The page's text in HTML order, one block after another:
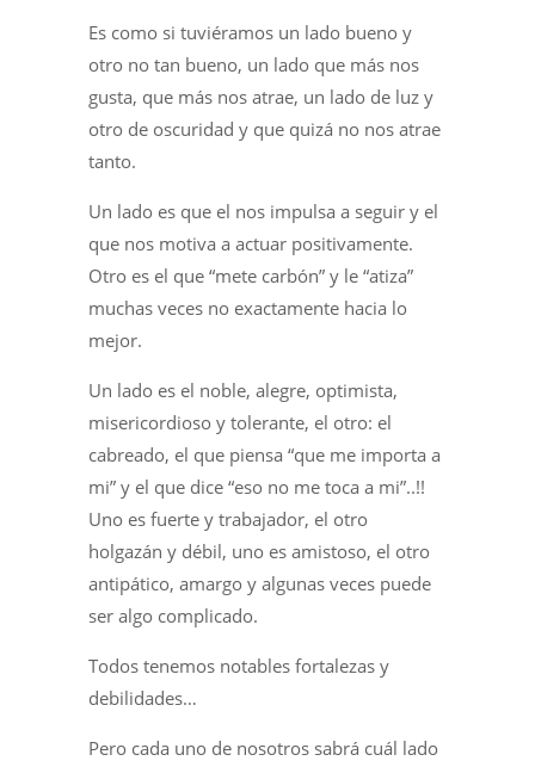
Es como si tuviéramos un lado bueno y
otro no tan bueno, un lado que más nos
gusta, que más nos atrae, un lado de luz y
otro de oscuridad y que quizá no nos atrae
tanto.
Un lado es que el nos impulsa a seguir y el
que nos motiva a actuar positivamente.
Otro es el que “mete carbón” y le “atiza”
muchas veces no exactamente hacia lo
mejor.
Un lado es el noble, alegre, optimista,
misericordioso y tolerante, el otro: el
cabreado, el que piensa “que me importa a
mi” y el que dice “eso no me toca a mi”..!!
Uno es fuerte y trabajador, el otro
holgazán y débil, uno es amistoso, el otro
antipático, amargo y algunas veces puede
ser algo complicado.
Todos tenemos notables fortalezas y
debilidades…
Pero cada uno de nosotros sabrá cuál lado